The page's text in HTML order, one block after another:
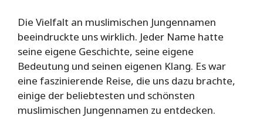
Die Vielfalt an muslimischen Jungennamen
beeindruckte uns wirklich. Jeder Name hatte
seine eigene Geschichte, seine eigene
Bedeutung und seinen eigenen Klang. Es war
eine faszinierende Reise, die uns dazu brachte,
einige der beliebtesten und schönsten
muslimischen Jungennamen zu entdecken.